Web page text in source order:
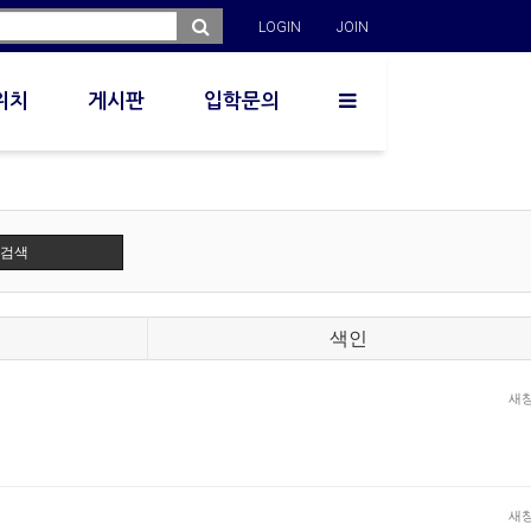
LOGIN JOIN
치 게시판 입학문의
색
색인
새
새